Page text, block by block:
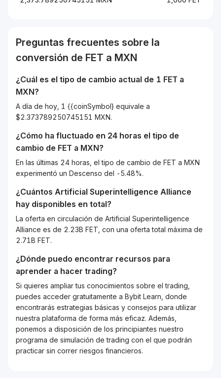
Preguntas frecuentes sobre la
conversión de FET a MXN
¿Cuál es el tipo de cambio actual de 1 FET a
MXN?
A día de hoy, 1 {{coinSymbol} equivale a
$2.373789250745151 MXN.
¿Cómo ha fluctuado en 24 horas el tipo de
cambio de FET a MXN?
En las últimas 24 horas, el tipo de cambio de FET a MXN
experimentó un Descenso del -5.48%.
¿Cuántos Artificial Superintelligence Alliance
hay disponibles en total?
La oferta en circulación de Artificial Superintelligence
Alliance es de 2.23B FET, con una oferta total máxima de
2.71B FET.
¿Dónde puedo encontrar recursos para
aprender a hacer trading?
Si quieres ampliar tus conocimientos sobre el trading,
puedes acceder gratuitamente a Bybit Learn, donde
encontrarás estrategias básicas y consejos para utilizar
nuestra plataforma de forma más eficaz. Además,
ponemos a disposición de los principiantes nuestro
programa de simulación de trading con el que podrán
practicar sin correr riesgos financieros.